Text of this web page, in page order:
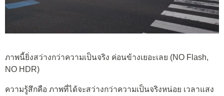
ภาพนี้ยิ่งสว่างกว่าความเป็นจริง ค่อนข้างเยอะเลย (NO Flash,
NO HDR)
ความรู้สึกคือ ภาพที่ได้จะสว่างกว่าความเป็นจริงหน่อย เวลาแสง